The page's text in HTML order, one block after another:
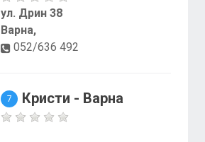
ул. Дрин 38
Варна,
052/636 492
7 Кристи - Варна